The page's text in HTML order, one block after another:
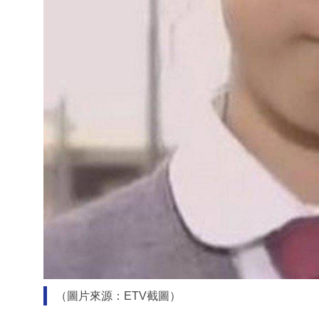
（圖片來源：ETV截圖）